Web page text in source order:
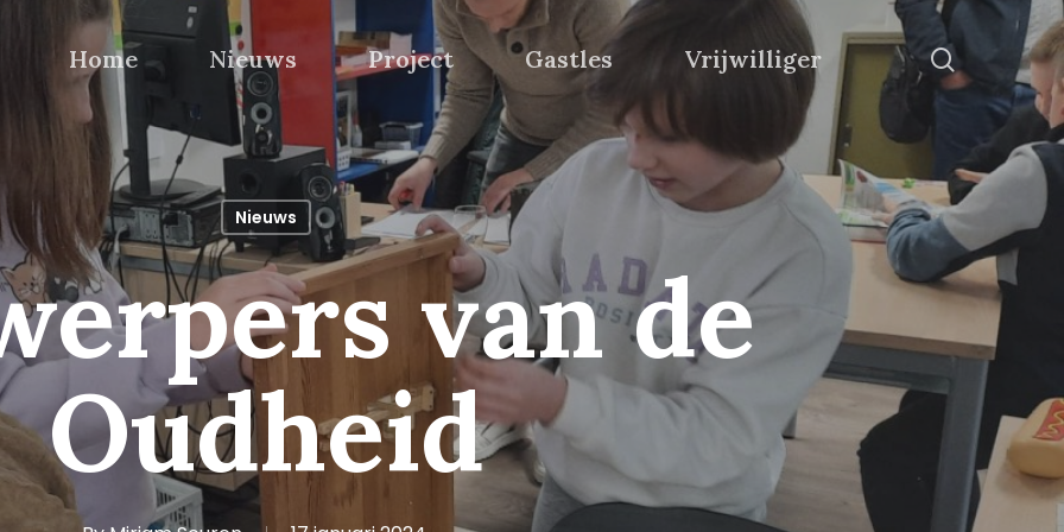
Home Nieuws Project Gastles Vrijwilliger search
Nieuws
van de
Oudheid